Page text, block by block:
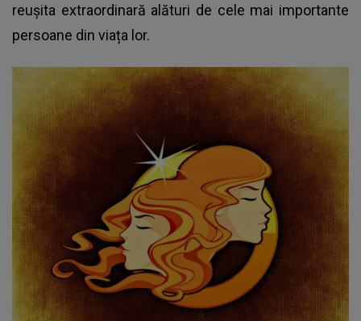
reușita extraordinară alături de cele mai importante
persoane din viața lor.